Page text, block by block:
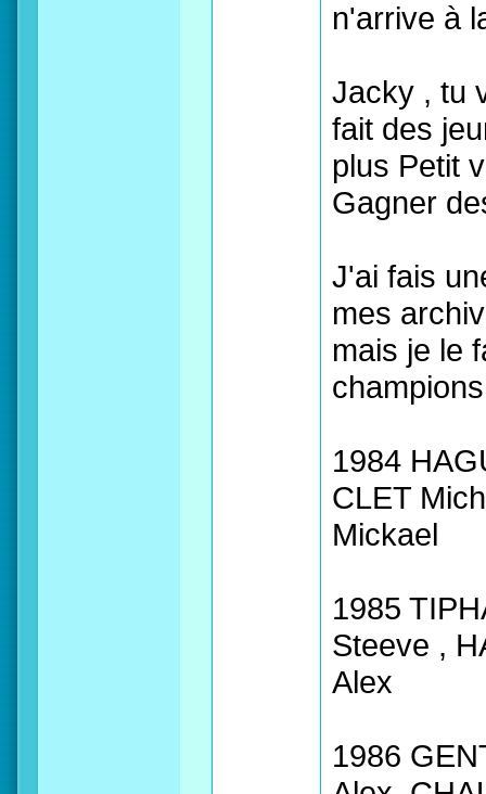
n'arrive à
Jacky , tu
fait des
plus Petit
Gagner
J'ai fais
mes
mais je le
1984
CLET
Mickael
1985
Steeve ,
Alex
1986